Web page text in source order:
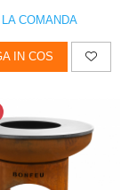
LA COMANDA
IN COS